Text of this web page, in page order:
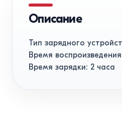
Описание
Тип зарядного
Время
Время зарядки: 2 часа